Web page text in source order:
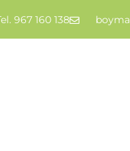
967 160 138